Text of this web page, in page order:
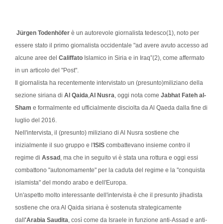
Jürgen Todenhöfer è un autorevole giornalista tedesco(1), noto per
essere stato il primo giornalista occidentale "ad avere avuto accesso ad
alcune aree del Califfato Islamico in Siria e in Iraq”(2), come affermato
in un articolo del "Post".
Il giornalista ha recentemente intervistato un (presunto)miliziano della
sezione siriana di Al Qaida Al Nusra , oggi nota come Jabhat Fateh al-
Sham e formalmente ed ufficialmente disciolta da Al Qaeda dalla fine di
luglio del 2016.
Nell'intervista, il (presunto) miliziano di Al Nusra sostiene che
inizialmente il suo gruppo e l'ISIS combattevano insieme contro il
regime di Assad , ma che in seguito vi è stata una rottura e oggi essi
combattono "autonomamente" per la caduta del regime e la "conquista
islamista" del mondo arabo e dell'Europa.
Un'aspetto molto interessante dell'intervista è che il presunto jihadista
sostiene che ora Al Qaida siriana è sostenuta strategicamente
dall'Arabia Saudita , così come da Israele in funzione anti-Assad e anti-